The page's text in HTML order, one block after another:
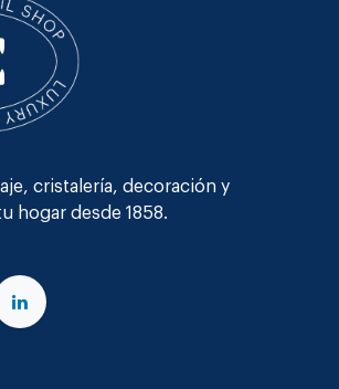
cristalería, decoración y
hogar desde 1858.